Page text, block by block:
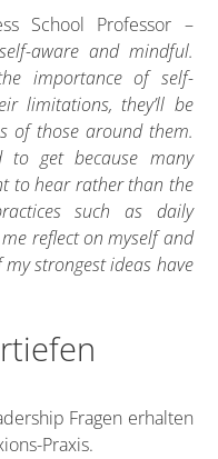
School Professor –
aware and mindful.
importance of self-
limitations, they’ll be
of those around them.
to get because many
to hear rather than the
such as daily
reflect on myself and
strongest ideas have
Fragen erhalten
Praxis.